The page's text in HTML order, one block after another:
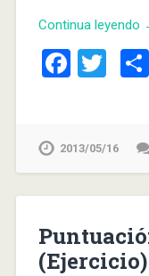
Continua leyendo
2013/05/16
(Ejercicio)